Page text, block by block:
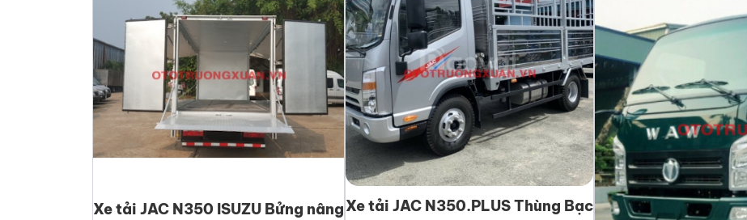
Xe tải JAC N350 ISUZU Bửng nângXe tải JAC N350.PLUS Thùng Bạc